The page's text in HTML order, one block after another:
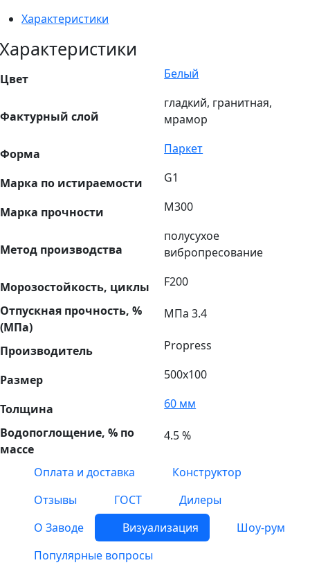
Характеристики
Характеристики
Цвет Белый
Фактурный слой
гладкий, гранитная,
мрамор
Форма Паркет
Марка по истираемости G1
Марка прочности М300
Метод производства
полусухое
вибропресование
Морозостойкость, циклы
F200
Отпускная прочность, %
(МПа)
МПа 3.4
Производитель Propress
Размер 500х100
Толщина
60 мм
Водопоглощение, % по
массе
4.5 %
Оплата и доставка
Конструктор
Отзывы
ГОСТ
Дилеры
О Заводе
Визуализация
Шоу-рум
Популярные вопросы